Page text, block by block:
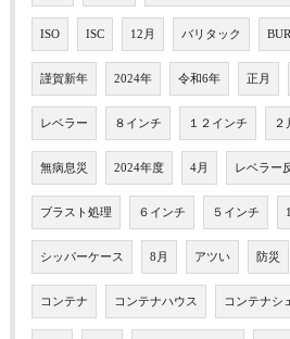
ISO ISC 12月 バリタック
謹賀新年 2024年 令和6年 正月
レベラー ８インチ １２インチ ２
無病息災 2024年度 4月 レベラー
ブラスト処理 ６インチ ５インチ
シッパーケース 8月 アツい 防災
コンテナ コンテナハウス コンテナシ